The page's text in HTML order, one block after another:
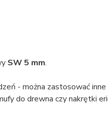
SW 5 mm.
- można zastosować
do drewna czy nakrętki